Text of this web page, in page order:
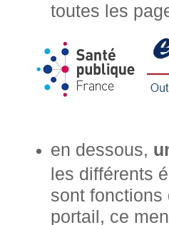
toutes les
en dessous,
les différents
sont fonctions
portail, ce